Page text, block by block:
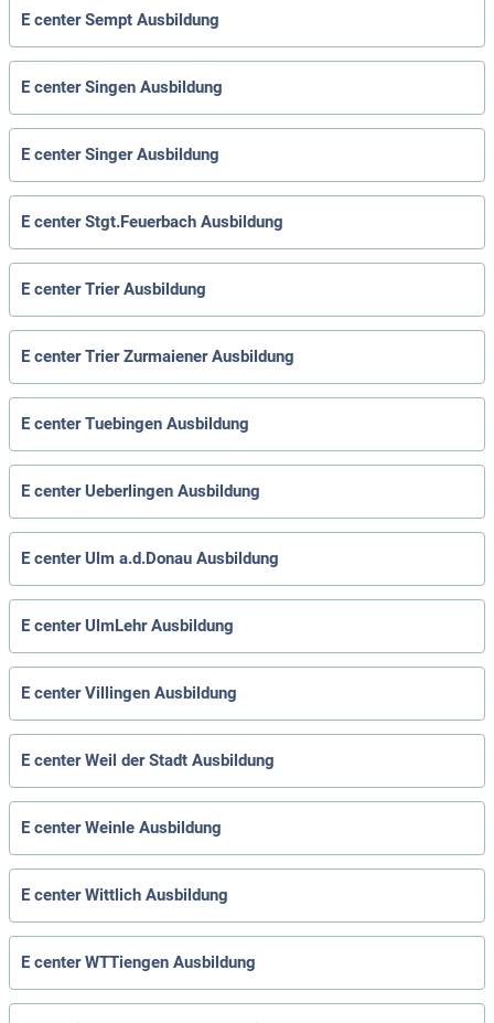
E center Sempt Ausbildung
E center Singen Ausbildung
E center Singer Ausbildung
E center Stgt.Feuerbach Ausbildung
E center Trier Ausbildung
E center Trier Zurmaiener Ausbildung
E center Tuebingen Ausbildung
E center Ueberlingen Ausbildung
E center Ulm a.d.Donau Ausbildung
E center UlmLehr Ausbildung
E center Villingen Ausbildung
E center Weil der Stadt Ausbildung
E center Weinle Ausbildung
E center Wittlich Ausbildung
E center WTTiengen Ausbildung